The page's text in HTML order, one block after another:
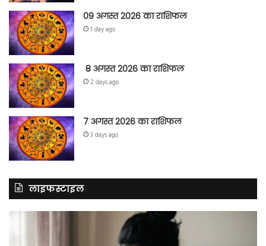
09 अगस्त 2026 का राशिफल
1 day ago
8 अगस्त 2026 का राशिफल
2 days ago
7 अगस्त 2026 का राशिफल
3 days ago
लाइफस्टाइल